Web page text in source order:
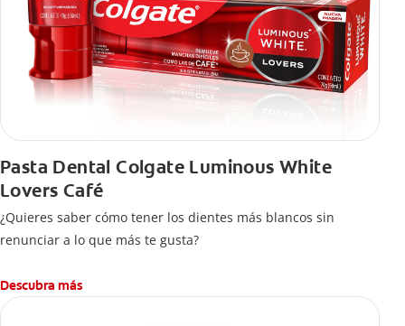
Pasta Dental Colgate Luminous White
Lovers Café
¿Quieres saber cómo tener los dientes más blancos sin
renunciar a lo que más te gusta?
Descubra más